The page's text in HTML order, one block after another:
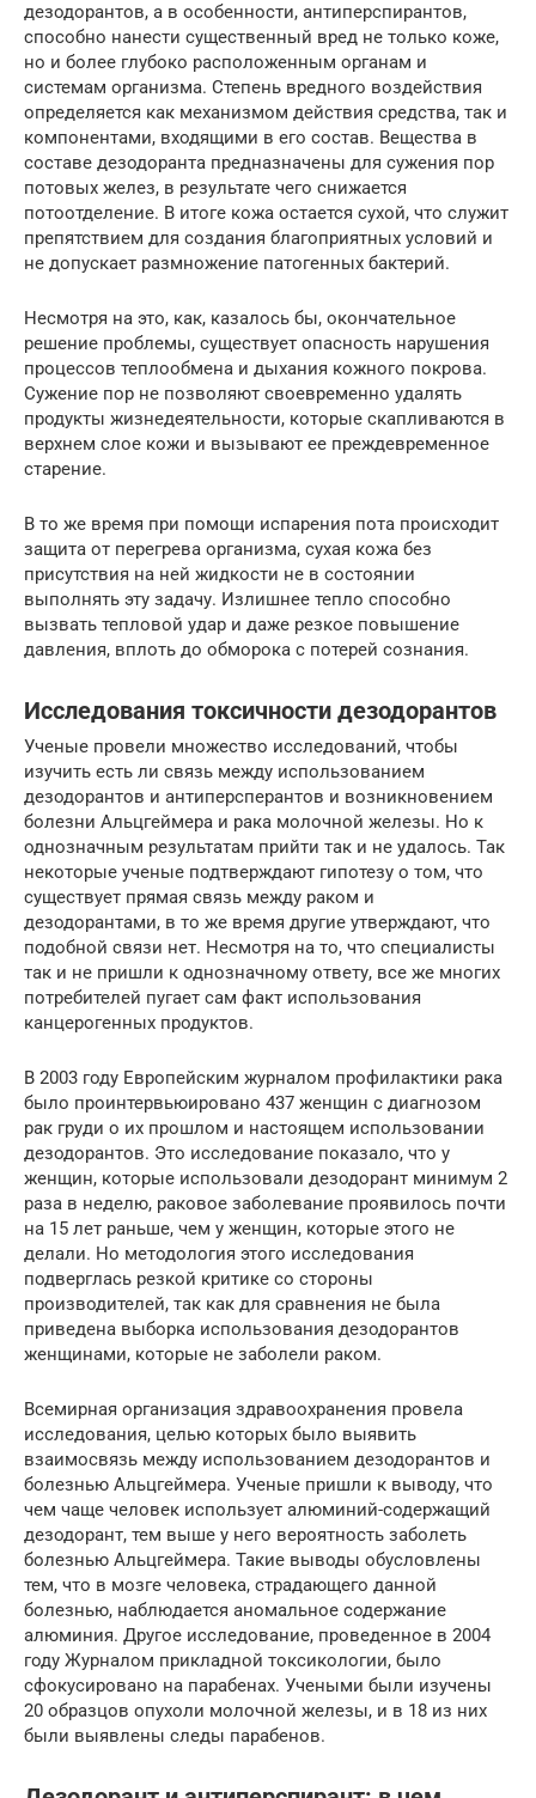
дезодорантов, а в особенности, антиперспирантов,
способно нанести существенный вред не только коже,
но и более глубоко расположенным органам и
системам организма. Степень вредного воздействия
определяется как механизмом действия средства, так и
компонентами, входящими в его состав. Вещества в
составе дезодоранта предназначены для сужения пор
потовых желез, в результате чего снижается
потоотделение. В итоге кожа остается сухой, что служит
препятствием для создания благоприятных условий и
не допускает размножение патогенных бактерий.
Несмотря на это, как, казалось бы, окончательное
решение проблемы, существует опасность нарушения
процессов теплообмена и дыхания кожного покрова.
Сужение пор не позволяют своевременно удалять
продукты жизнедеятельности, которые скапливаются в
верхнем слое кожи и вызывают ее преждевременное
старение.
В то же время при помощи испарения пота происходит
защита от перегрева организма, сухая кожа без
присутствия на ней жидкости не в состоянии
выполнять эту задачу. Излишнее тепло способно
вызвать тепловой удар и даже резкое повышение
давления, вплоть до обморока с потерей сознания.
Исследования токсичности дезодорантов
Ученые провели множество исследований, чтобы
изучить есть ли связь между использованием
дезодорантов и антиперсперантов и возникновением
болезни Альцгеймера и рака молочной железы. Но к
однозначным результатам прийти так и не удалось. Так
некоторые ученые подтверждают гипотезу о том, что
существует прямая связь между раком и
дезодорантами, в то же время другие утверждают, что
подобной связи нет. Несмотря на то, что специалисты
так и не пришли к однозначному ответу, все же многих
потребителей пугает сам факт использования
канцерогенных продуктов.
В 2003 году Европейским журналом профилактики рака
было проинтервьюировано 437 женщин с диагнозом
рак груди о их прошлом и настоящем использовании
дезодорантов. Это исследование показало, что у
женщин, которые использовали дезодорант минимум 2
раза в неделю, раковое заболевание проявилось почти
на 15 лет раньше, чем у женщин, которые этого не
делали. Но методология этого исследования
подверглась резкой критике со стороны
производителей, так как для сравнения не была
приведена выборка использования дезодорантов
женщинами, которые не заболели раком.
Всемирная организация здравоохранения провела
исследования, целью которых было выявить
взаимосвязь между использованием дезодорантов и
болезнью Альцгеймера. Ученые пришли к выводу, что
чем чаще человек использует алюминий-содержащий
дезодорант, тем выше у него вероятность заболеть
болезнью Альцгеймера. Такие выводы обусловлены
тем, что в мозге человека, страдающего данной
болезнью, наблюдается аномальное содержание
алюминия. Другое исследование, проведенное в 2004
году Журналом прикладной токсикологии, было
сфокусировано на парабенах. Учеными были изучены
20 образцов опухоли молочной железы, и в 18 из них
были выявлены следы парабенов.